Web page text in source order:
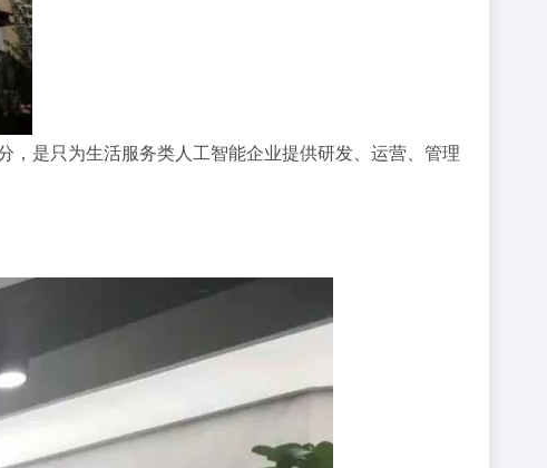
，是只为生活服务类人工智能企业提供研发、运营、管理